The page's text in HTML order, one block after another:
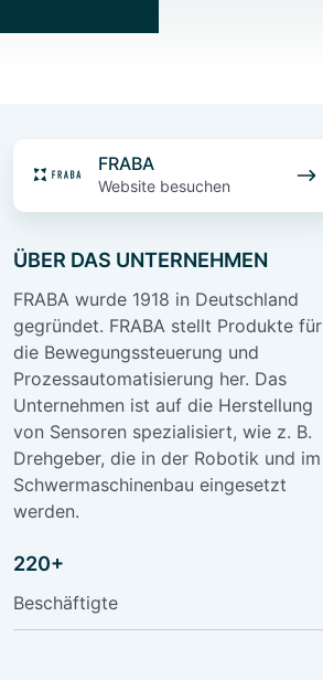
FRABA
Website besuchen
ÜBER DAS UNTERNEHMEN
FRABA wurde 1918 in Deutschland
gegründet. FRABA stellt Produkte für
die Bewegungssteuerung und
Prozessautomatisierung her. Das
Unternehmen ist auf die Herstellung
von Sensoren spezialisiert, wie z. B.
Drehgeber, die in der Robotik und im
Schwermaschinenbau eingesetzt
werden.
220+
Beschäftigte